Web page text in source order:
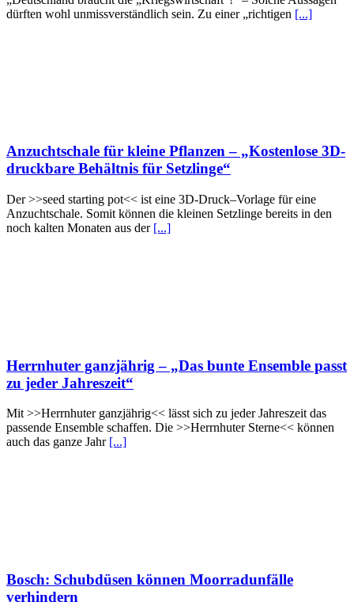
dürften wohl unmissverständlich sein. Zu einer „richtigen [...]
Anzuchtschale für kleine Pflanzen – „Kostenlose 3D-
druckbare Behältnis für Setzlinge“
Der >>seed starting pot<< ist eine 3D-Druck–Vorlage für eine
Anzuchtschale. Somit können die kleinen Setzlinge bereits in den
noch kalten Monaten aus der [...]
Herrnhuter ganzjährig – „Das bunte Ensemble passt
zu jeder Jahreszeit“
Mit >>Herrnhuter ganzjährig<< lässt sich zu jeder Jahreszeit das
passende Ensemble schaffen. Die >>Herrnhuter Sterne<< können
auch das ganze Jahr [...]
Bosch: Schubdüsen können Moorradunfälle
verhindern